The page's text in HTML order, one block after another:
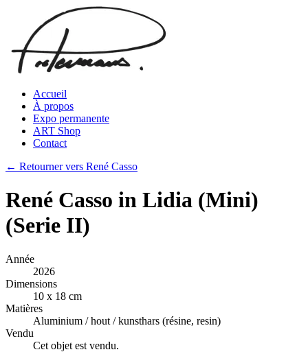
Accueil
À propos
Expo permanente
ART Shop
Contact
← Retourner vers René Casso
René Casso in Lidia (Mini)
(Serie II)
Année
2026
Dimensions
10 x 18 cm
Matières
Aluminium / hout / kunsthars (résine, resin)
Vendu
Cet objet est vendu.